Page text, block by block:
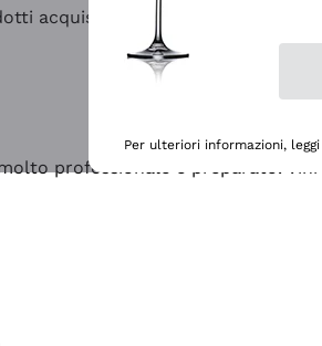
acquistati
professionale e preparato.
Per ulteriori informazioni,